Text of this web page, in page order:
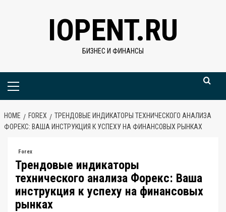
IOPENT.RU
БИЗНЕС И ФИНАНСЫ
Primary
HOME FOREX
ТРЕНДОВЫЕ ИНДИКАТОРЫ ТЕХНИЧЕСКОГО АНАЛИЗА
ФОРЕКС: ВАША ИНСТРУКЦИЯ К УСПЕХУ НА ФИНАНСОВЫХ РЫНКАХ
Forex
Трендовые индикаторы
технического анализа Форекс: Ваша
инструкция к успеху на финансовых
рынках